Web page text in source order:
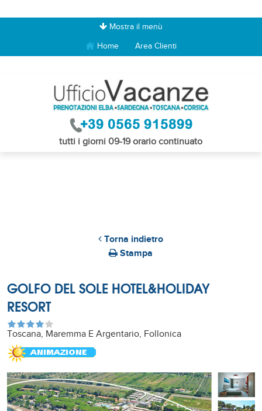
Mostra il menù
Home Area Clienti
tutti i giorni 09-19 orario continuato
Torna indietro
Stampa
GOLFO DEL SOLE HOTEL&HOLIDAY
RESORT
Toscana, Maremma E Argentario, Follonica